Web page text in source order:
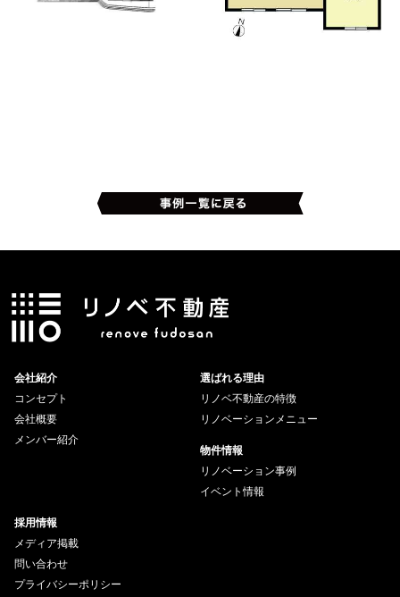
会社紹介
コンセプト
会社概要
メンバー紹介
選ばれる理由
リノベ不動産の特徴
リノベーションメニュー
物件情報
リノベーション事例
イベント情報
採用情報
メディア掲載
問い合わせ
プライバシーポリシー